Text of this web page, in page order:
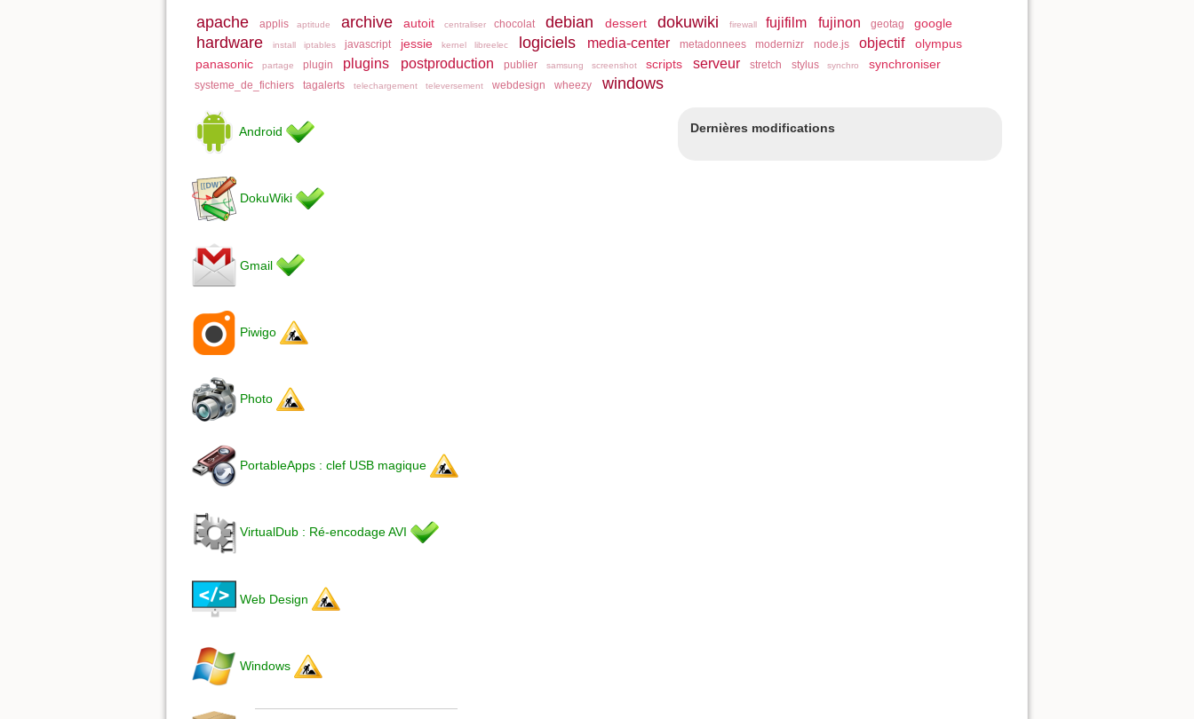
apache applis aptitude archive autoit centraliser chocolat debian dessert dokuwiki firewall fujifilm fujinon geotag google
hardware install iptables javascript jessie kernel libreelec logiciels media-center metadonnees modernizr node.js objectif
olympus
panasonic
partage plugin plugins postproduction publier samsung screenshot scripts serveur stretch stylus synchro synchroniser
systeme_de_fichiers tagalerts telechargement televersement webdesign wheezy windows
Dernières modifications
Android
DokuWiki
Gmail
Piwigo
Photo
PortableApps : clef USB magique
VirtualDub : Ré-encodage AVI
Web Design
Windows